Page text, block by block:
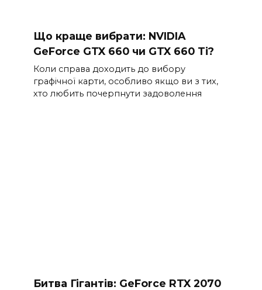
Що краще вибрати: NVIDIA
GeForce GTX 660 чи GTX 660 Ti?
Коли справа доходить до вибору
графічної карти, особливо якщо ви з тих,
хто любить почерпнути задоволення
Битва Гігантів: GeForce RTX 2070